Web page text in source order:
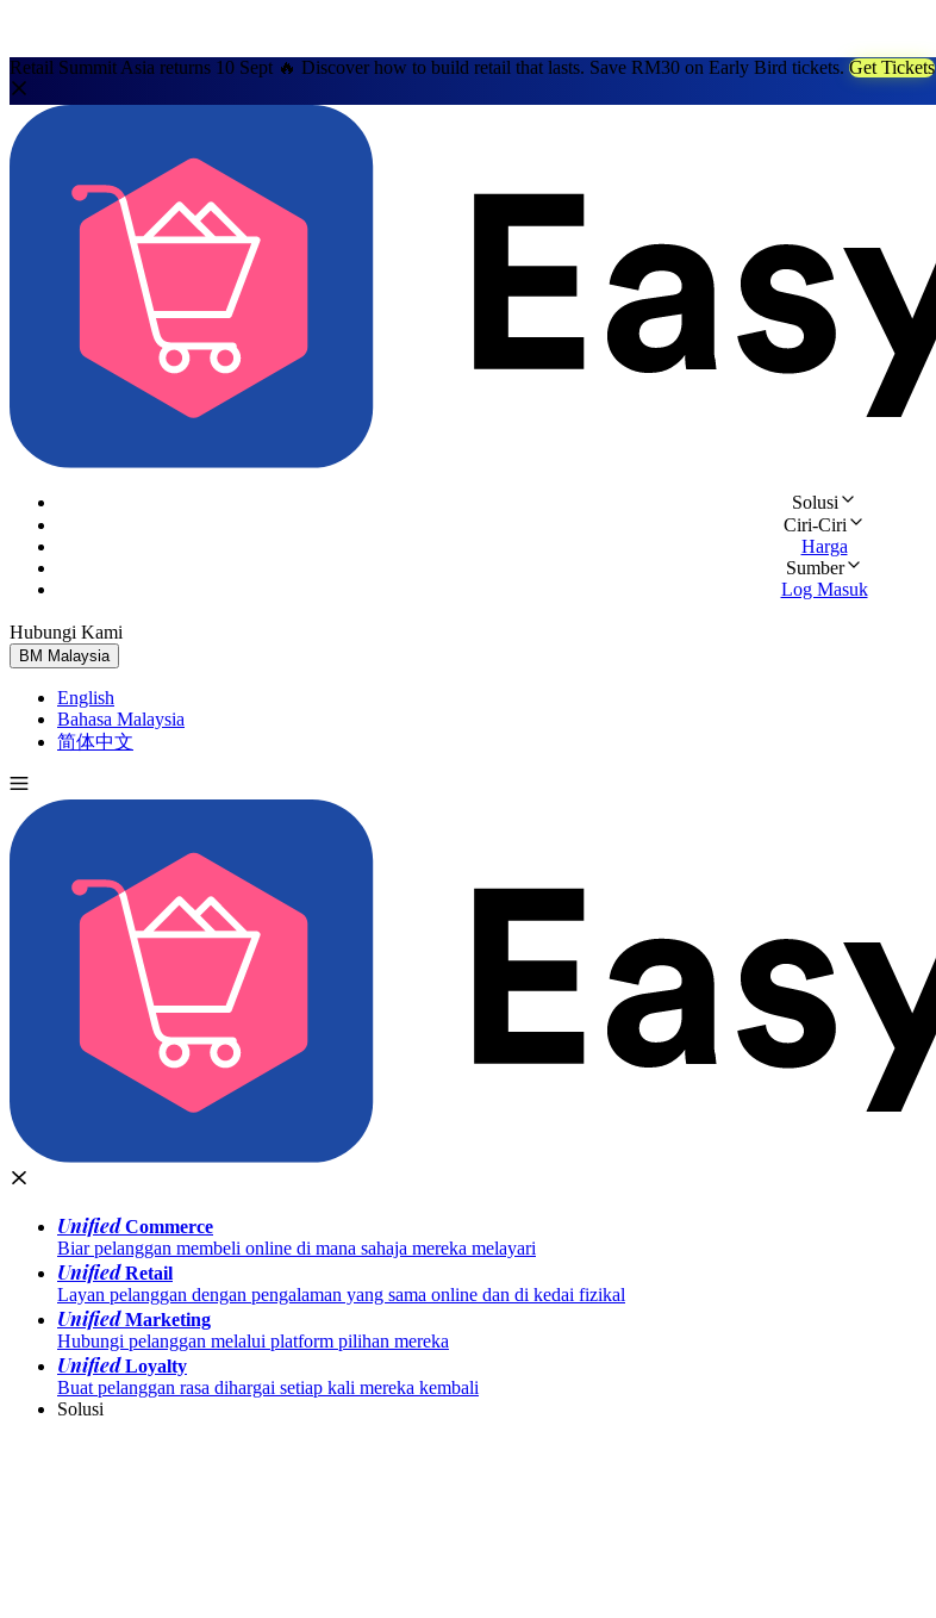
Retail Summit Asia returns 10 Sept 🔥 Discover how to build retail that lasts. Save RM30 on Early Bird tickets. Get Tickets
Solusi
Ciri-Ciri
Harga
Sumber
Log Masuk
Hubungi Kami
BM Malaysia
English
Bahasa Malaysia
简体中文
UnifiedCommerce
Biar pelanggan membeli online di mana sahaja mereka melayari
UnifiedRetail
Layan pelanggan dengan pengalaman yang sama online dan di kedai fizikal
UnifiedMarketing
Hubungi pelanggan melalui platform pilihan mereka
UnifiedLoyalty
Buat pelanggan rasa dihargai setiap kali mereka kembali
Solusi